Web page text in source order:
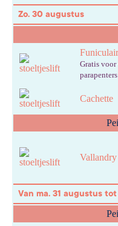
Zo. 30 augustus
Gratis voor
parapenters
Cachette
Vallandry
Van ma. 31 augustus